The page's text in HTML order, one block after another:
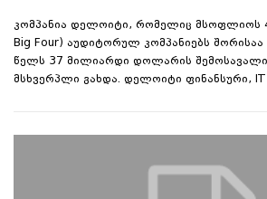
კომპანია დელოიტი, რომელიც მსოფლიოს
Big Four) აუდიტორულ კომპანიებს
წელს 37 მილიარდი დოლარის შემოსავალი
მსხვერპლი გახდა. დელოიტი ფინანსური,